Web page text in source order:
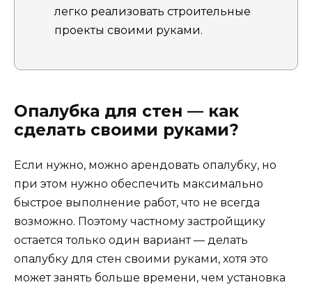
легко реализовать строительные
проекты своими руками.
Опалубка для стен — как
сделать своими руками?
Если нужно, можно арендовать опалубку, но
при этом нужно обеспечить максимально
быстрое выполнение работ, что не всегда
возможно. Поэтому частному застройщику
остается только один вариант — делать
опалубку для стен своими руками, хотя это
может занять больше времени, чем установка